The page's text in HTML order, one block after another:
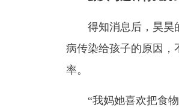
得知消息后，昊昊
病传染给孩子的原因，
率。
“我妈她喜欢把食